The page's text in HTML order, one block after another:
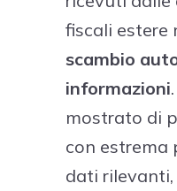
fiscali estere
scambio
informazioni
mostrato di
con estrema
dati